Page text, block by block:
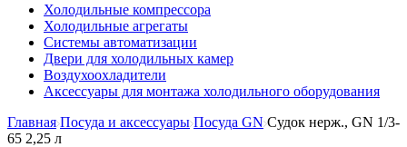
Холодильные компрессора
Холодильные агрегаты
Системы автоматизации
Двери для холодильных камер
Воздухоохладители
Аксессуары для монтажа холодильного оборудования
Главная Посуда и аксессуары Посуда GN Судок нерж., GN 1/3-
65 2,25 л